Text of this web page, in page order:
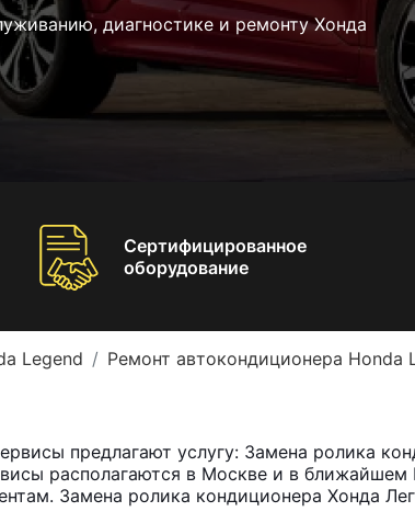
диагностике и ремонту Хонда
Сертифицированное
оборудование
Legend Ремонт автокондиционера Honda
предлагают услугу: Замена ролика
располагаются в Москве и в
Замена ролика кондиционера Хонда